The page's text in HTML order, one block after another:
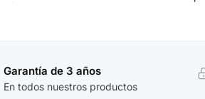
Garantía de 3 años
En todos nuestros productos